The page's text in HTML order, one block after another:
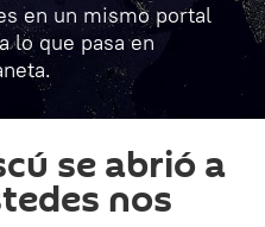
en un mismo portal
lo que pasa en
se abrió a
nos